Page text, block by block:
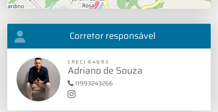
Corretor responsável
CRECI 64693
Adriano de Souza
11993243266